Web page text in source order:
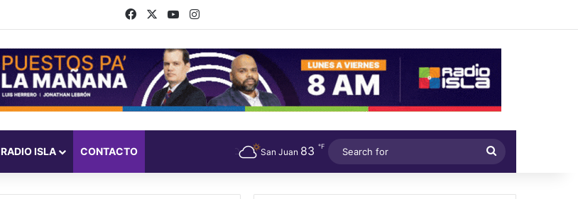
FacebookYouTubeInstagram
RADIO ISLA CONTACTO San Juan 83 ℉
for